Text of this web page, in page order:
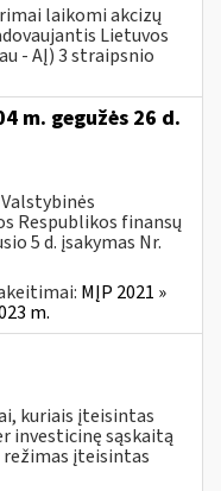
laikomi akcizų
Lietuvos
- AĮ) 3 straipsnio
m. gegužės 26 d.
Respublikos finansų
5 d. įsakymas Nr.
MĮP 2021 »
m.
kuriais įteisintas
investicinę sąskaitą
įteisintas